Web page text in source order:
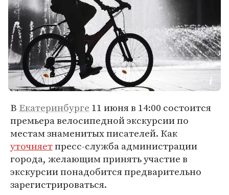
В Екатеринбурге 11 июня в 14:00 состоится
премьера велосипедной экскурсии по
местам знаменитых писателей. Как
уточняетпресс-служба администрации
города, желающим принять участие в
экскурсии понадобится предварительно
зарегистрироваться.